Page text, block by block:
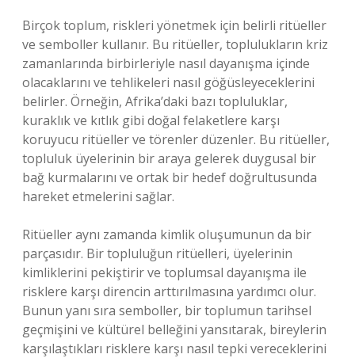
Birçok toplum, riskleri yönetmek için belirli ritüeller
ve semboller kullanır. Bu ritüeller, toplulukların kriz
zamanlarında birbirleriyle nasıl dayanışma içinde
olacaklarını ve tehlikeleri nasıl göğüsleyeceklerini
belirler. Örneğin, Afrika’daki bazı topluluklar,
kuraklık ve kıtlık gibi doğal felaketlere karşı
koruyucu ritüeller ve törenler düzenler. Bu ritüeller,
topluluk üyelerinin bir araya gelerek duygusal bir
bağ kurmalarını ve ortak bir hedef doğrultusunda
hareket etmelerini sağlar.
Ritüeller aynı zamanda kimlik oluşumunun da bir
parçasıdır. Bir topluluğun ritüelleri, üyelerinin
kimliklerini pekiştirir ve toplumsal dayanışma ile
risklere karşı direncin arttırılmasına yardımcı olur.
Bunun yanı sıra semboller, bir toplumun tarihsel
geçmişini ve kültürel belleğini yansıtarak, bireylerin
karşılaştıkları risklere karşı nasıl tepki vereceklerini